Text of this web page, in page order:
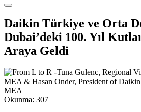
Daikin Türkiye ve Orta
Dubai’deki 100. Yıl
Araya Geldi
Okunma: 307